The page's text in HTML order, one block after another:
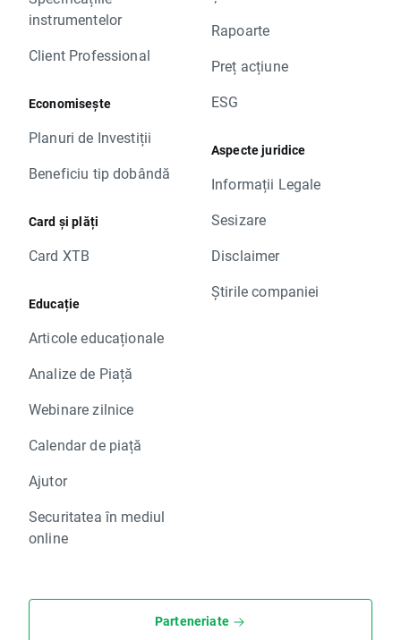
instrumentelor
Client Professional
Economisește
Planuri de Investiții
Beneficiu tip dobândă
Card și plăți
Card XTB
Educație
Articole educaționale
Analize de Piață
Webinare zilnice
Calendar de piață
Ajutor
Securitatea în mediul
online
Rapoarte
Preț acțiune
ESG
Aspecte juridice
Informații Legale
Sesizare
Disclaimer
Știrile companiei
Parteneriate